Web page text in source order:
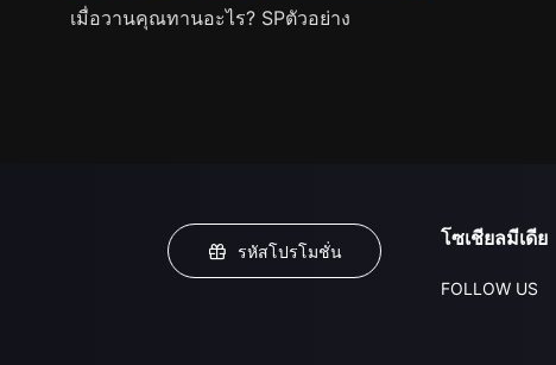
เมื่อวานคุณทานอะไร? SPตัวอย่าง
รหัสโปรโมชั่น
โซเชียลมีเดีย
FOLLOW US